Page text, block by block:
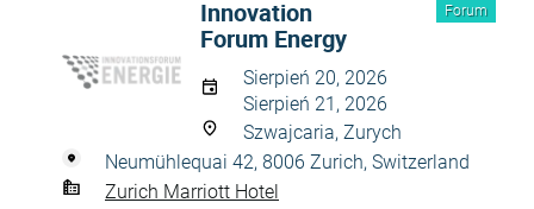
Forum
Innovation
Forum Energy
Sierpień 20, 2026
Sierpień 21, 2026
Szwajcaria, Zurych
Neumühlequai 42, 8006 Zurich, Switzerland
Zurich Marriott Hotel